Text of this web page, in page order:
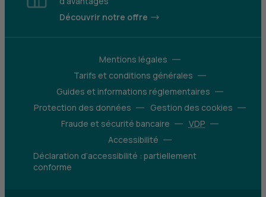
Découvrir notre offre
Mentions légales
Tarifs et conditions générales
Guides et informations réglementaires
Protection des données
Gestion des cookies
Fraude et sécurité bancaire
VDP
Accessibilité
Déclaration d’accessibilité : partiellement
conforme